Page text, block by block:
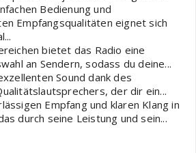
Bedienung und
Empfangsqualitäten eignet sich
bietet das Radio eine
an Sendern, sodass du deine...
Sound dank des
der dir ein...
Empfang und klaren Klang in
durch seine Leistung und sein...